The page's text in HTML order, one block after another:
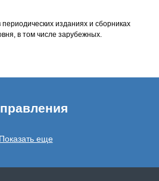
изданиях и сборниках
в том числе зарубежных.
Показать еще